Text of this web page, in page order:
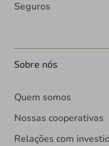
Seguros
Sobre nós
Quem somos
Nossas cooperativas
Relações com